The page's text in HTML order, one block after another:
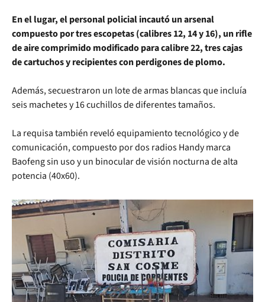
En el lugar, el personal policial incautó un arsenal
compuesto por tres escopetas (calibres 12, 14 y 16), un rifle
de aire comprimido modificado para calibre 22, tres cajas
de cartuchos y recipientes con perdigones de plomo.
Además, secuestraron un lote de armas blancas que incluía
seis machetes y 16 cuchillos de diferentes tamaños.
La requisa también reveló equipamiento tecnológico y de
comunicación, compuesto por dos radios Handy marca
Baofeng sin uso y un binocular de visión nocturna de alta
potencia (40x60).